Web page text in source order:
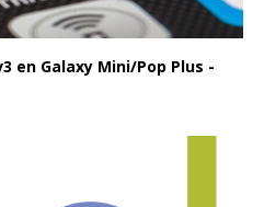
en Galaxy Mini/Pop Plus -